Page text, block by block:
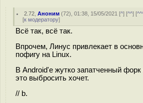
2.72 ,Аноним (72), 01:38, 15/05/2021 [^] [^^] [
[к модератору]
Всё так, всё так.
Впрочем, Линус привлекает в
пофигу на Linux.
В Android'е жутко запатченный
это выбросить хочет.
// b.